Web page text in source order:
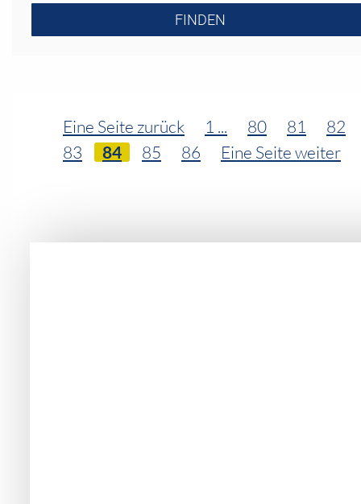
Das Auktionshaus
Eine Seite zurück 1 ... 80 81
82
83
84 85 86 Eine Seite weiter